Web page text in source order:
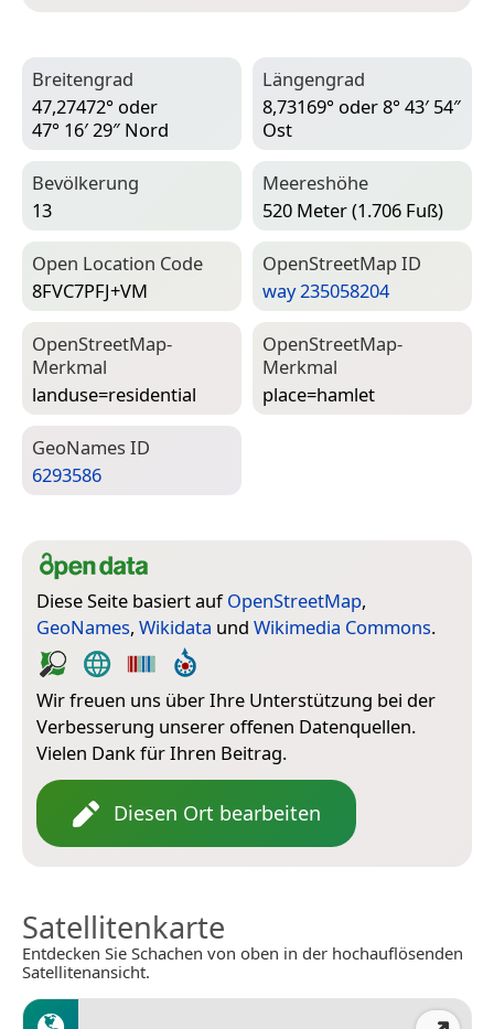
Breitengrad
47,27472° oder
47° 16′ 29″ Nord
Längengrad
8,73169° oder 8° 43′ 54″
Ost
Bevölkerung
13
Meereshöhe
520 Meter (1.706 Fuß)
Open Location Code
8FVC7PFJ+VM
Open­Street­Map ID
way 235058204
Open­Street­Map-
Merkmal
landuse=­residential
Open­Street­Map-
Merkmal
place=­hamlet
Geo­Names ID
6293586
Diese Seite basiert aufOpenStreetMap,
GeoNames, Wikidata und Wikimedia Commons.
Wir freuen uns über Ihre Unterstützung bei der
Verbesserung unserer offenen Datenquellen.
Vielen Dank für Ihren Beitrag.
Diesen Ort bearbeiten
Satellitenkarte
Entdecken Sie Schachen von oben in der hochauflösenden
Satellitenansicht.